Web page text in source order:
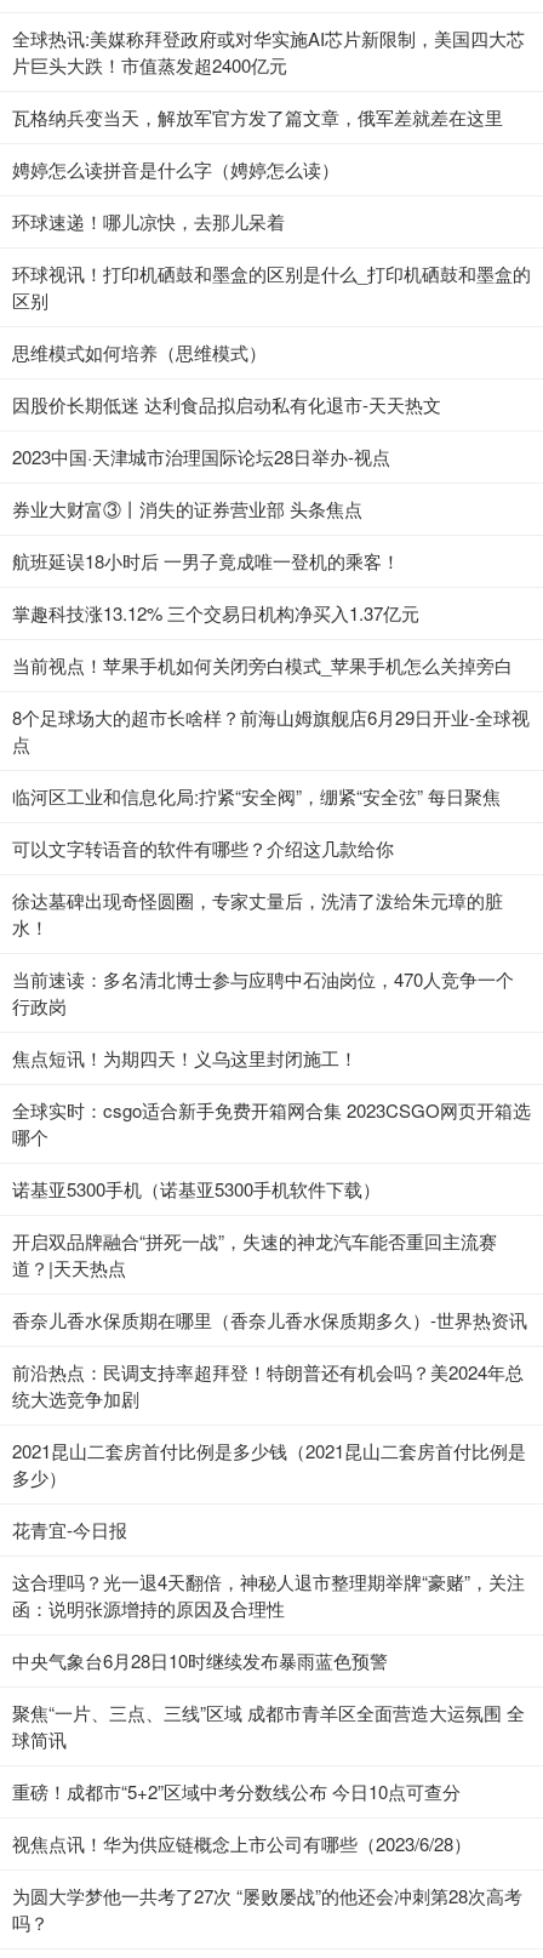
全球热讯:美媒称拜登政府或对华实施AI芯片新限制，美国四大芯
片巨头大跌！市值蒸发超2400亿元
瓦格纳兵变当天，解放军官方发了篇文章，俄军差就差在这里
娉婷怎么读拼音是什么字（娉婷怎么读）
环球速递！哪儿凉快，去那儿呆着
环球视讯！打印机硒鼓和墨盒的区别是什么_打印机硒鼓和墨盒的
区别
思维模式如何培养（思维模式）
因股价长期低迷 达利食品拟启动私有化退市-天天热文
2023中国·天津城市治理国际论坛28日举办-视点
券业大财富③丨消失的证券营业部 头条焦点
航班延误18小时后 一男子竟成唯一登机的乘客！
掌趣科技涨13.12% 三个交易日机构净买入1.37亿元
当前视点！苹果手机如何关闭旁白模式_苹果手机怎么关掉旁白
8个足球场大的超市长啥样？前海山姆旗舰店6月29日开业-全球视
点
临河区工业和信息化局:拧紧“安全阀”，绷紧“安全弦” 每日聚焦
可以文字转语音的软件有哪些？介绍这几款给你
徐达墓碑出现奇怪圆圈，专家丈量后，洗清了泼给朱元璋的脏
水！
当前速读：多名清北博士参与应聘中石油岗位，470人竞争一个
行政岗
焦点短讯！为期四天！义乌这里封闭施工！
全球实时：csgo适合新手免费开箱网合集 2023CSGO网页开箱选
哪个
诺基亚5300手机（诺基亚5300手机软件下载）
开启双品牌融合“拼死一战”，失速的神龙汽车能否重回主流赛
道？|天天热点
香奈儿香水保质期在哪里（香奈儿香水保质期多久）-世界热资讯
前沿热点：民调支持率超拜登！特朗普还有机会吗？美2024年总
统大选竞争加剧
2021昆山二套房首付比例是多少钱（2021昆山二套房首付比例是
多少）
花青宜-今日报
这合理吗？光一退4天翻倍，神秘人退市整理期举牌“豪赌”，关注
函：说明张源增持的原因及合理性
中央气象台6月28日10时继续发布暴雨蓝色预警
聚焦“一片、三点、三线”区域 成都市青羊区全面营造大运氛围 全
球简讯
重磅！成都市“5+2”区域中考分数线公布 今日10点可查分
视焦点讯！华为供应链概念上市公司有哪些（2023/6/28）
为圆大学梦他一共考了27次 “屡败屡战”的他还会冲刺第28次高考
吗？